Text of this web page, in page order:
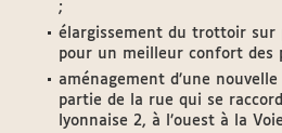
;
élargissement du trottoir sur
pour un meilleur confort des
aménagement d’une
partie de la rue qui se
lyonnaise 2, à l’ouest à la